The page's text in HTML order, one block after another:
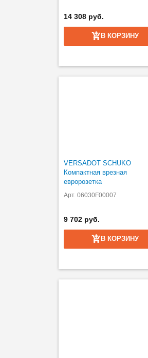
14 308 руб.
В КОРЗИНУ
VERSADOT SCHUKO
Компактная врезная
евророзетка
Арт. 06030F00007
9 702 руб.
В КОРЗИНУ